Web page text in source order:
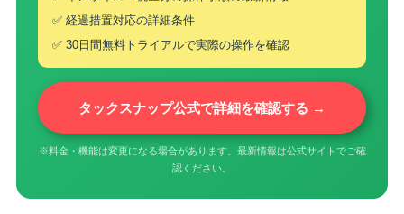
✅ 経過措置対応の詳細条件
✅ 30日間無料トライアルで実際の操作を確認
タックスナップ公式で詳細を確認する →
※料金・機能は変更になる場合があります。最新情報は公式サイトでご確
認ください。